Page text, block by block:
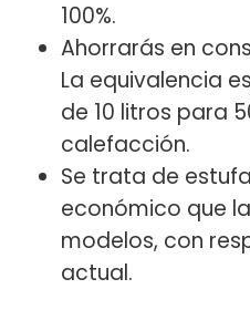
100%.
Ahorrarás en
La equivalencia
de 10 litros para
calefacción.
Se trata de
económico que
modelos, con
actual.